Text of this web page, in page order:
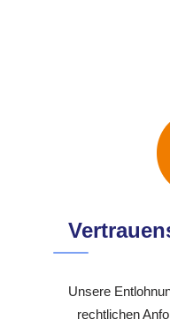
Unsere
rechtlichen